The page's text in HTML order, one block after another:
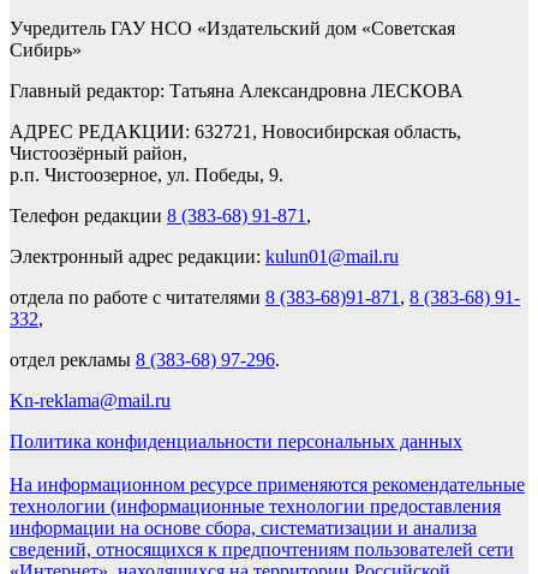
Учредитель ГАУ НСО «Издательский дом «Советская
Сибирь»
Главный редактор: Татьяна Александровна ЛЕСКОВА
АДРЕС РЕДАКЦИИ: 632721, Новосибирская область,
Чистоозёрный район,
р.п. Чистоозерное, ул. Победы, 9.
Телефон редакции 8 (383-68) 91-871 ,
Электронный адрес редакции: kulun01@mail.ru
отдела по работе с читателями 8 (383-68)91-871 , 8 (383-68) 91-
332,
отдел рекламы 8 (383-68) 97-296.
Kn-reklama@mail.ru
Политика конфиденциальности персональных данных
На информационном ресурсе применяются рекомендательные
технологии (информационные технологии предоставления
информации на основе сбора, систематизации и анализа
сведений, относящихся к предпочтениям пользователей сети